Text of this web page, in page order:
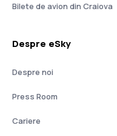
Bilete de avion din Craiova
Despre eSky
Despre noi
Press Room
Cariere